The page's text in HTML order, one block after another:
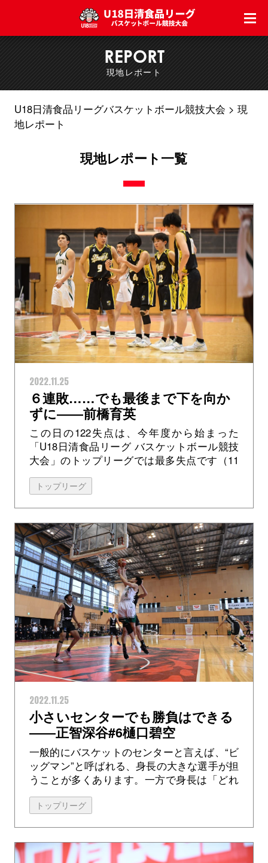
REPORT
現地レポート
U18日清食品リーグバスケットボール競技大会
現
地レポート
現地レポート一覧
2022.11.25
６連敗……でも最後まで下を向か
ずに――前橋育英
この日の122失点は、今年度から始まった
「U18日清食品リーグ バスケットボール競技
大会」のトップリーグでは最多失点です（11
月20日現在）。一方の得点は62点。60点差の
完敗です。通算成績も6戦全敗...
トップリーグ
2022.11.25
小さいセンターでも勝負はできる
――正智深谷#6樋口碧空
一般的にバスケットのセンターと言えば、“ビ
ッグマン”と呼ばれる、身長の大きな選手が担
うことが多くあります。一方で身長は「どれ
ほど優秀なコーチでも指導できない」と言わ
れるくらい、先天的な要素でもあります...
トップリーグ